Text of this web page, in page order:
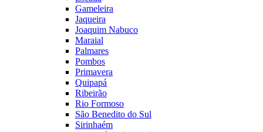
Gameleira
Jaqueira
Joaquim Nabuco
Maraial
Palmares
Pombos
Primavera
Quipapá
Ribeirão
Rio Formoso
São Benedito do Sul
Sirinhaém